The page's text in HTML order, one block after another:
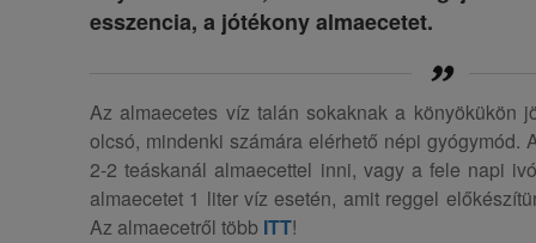
esszencia, a jótékony almaecetet.
Az almaecetes víz talán sokaknak a könyökükön
olcsó, mindenki számára elérhető népi gyógymód.
2-2 teáskanál almaecettel inni, vagy a fele napi
almaecetet 1 liter víz esetén, amit reggel
Az almaecetről több ITT!